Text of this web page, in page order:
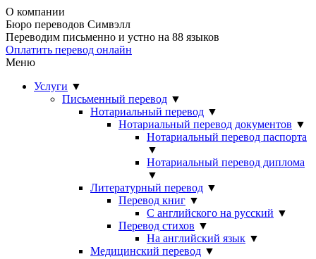
О компании
Бюро переводов Симвэлл
Переводим письменно и устно на 88 языков
Оплатить перевод онлайн
Меню
Услуги ▼
Письменный перевод ▼
Нотариальный перевод ▼
Нотариальный перевод документов ▼
Нотариальный перевод паспорта
▼
Нотариальный перевод диплома
▼
Литературный перевод ▼
Перевод книг ▼
С английского на русский ▼
Перевод стихов ▼
На английский язык ▼
Медицинский перевод ▼